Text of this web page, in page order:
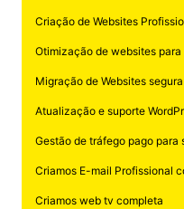
Criação de Websites
Otimização de websites
Migração de Websites segura
Atualização e suporte
Gestão de tráfego pago para
Criamos E-mail Profissional
Criamos web tv completa